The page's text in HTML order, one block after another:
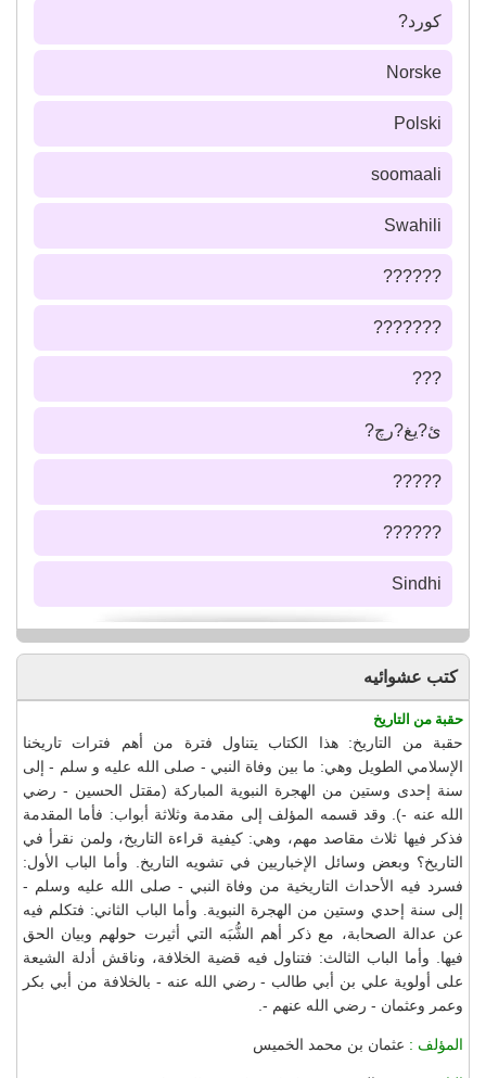
كورد?
Norske
Polski
soomaali
Swahili
??????
???????
???
ئ?يغ?رچ?
?????
??????
Sindhi
كتب عشوائيه
حقبة من التاريخ
حقبة من التاريخ: هذا الكتاب يتناول فترة من أهم فترات تاريخنا
الإسلامي الطويل وهي: ما بين وفاة النبي - صلى الله عليه و سلم - إلى
سنة إحدى وستين من الهجرة النبوية المباركة (مقتل الحسين - رضي
الله عنه -). وقد قسمه المؤلف إلى مقدمة وثلاثة أبواب: فأما المقدمة
فذكر فيها ثلاث مقاصد مهم، وهي: كيفية قراءة التاريخ، ولمن نقرأ في
التاريخ؟ وبعض وسائل الإخباريين في تشويه التاريخ. وأما الباب الأول:
فسرد فيه الأحداث التاريخية من وفاة النبي - صلى الله عليه وسلم -
إلى سنة إحدي وستين من الهجرة النبوية. وأما الباب الثاني: فتكلم فيه
عن عدالة الصحابة، مع ذكر أهم الشُّبَه التي أثيرت حولهم وبيان الحق
فيها. وأما الباب الثالث: فتناول فيه قضية الخلافة، وناقش أدلة الشيعة
على أولوية علي بن أبي طالب - رضي الله عنه - بالخلافة من أبي بكر
وعمر وعثمان - رضي الله عنهم -.
المؤلف : عثمان بن محمد الخميس